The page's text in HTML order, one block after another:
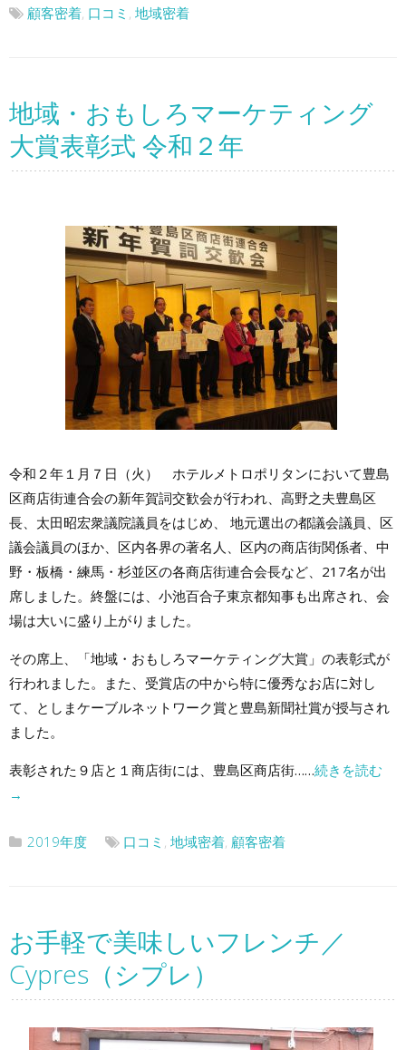
顧客密着, 口コミ , 地域密着
地域・おもしろマーケティング
大賞表彰式 令和２年
令和２年１月７日（火） ホテルメトロポリタンにおいて豊島
区商店街連合会の新年賀詞交歓会が行われ、高野之夫豊島区
長、太田昭宏衆議院議員をはじめ、 地元選出の都議会議員、区
議会議員のほか、区内各界の著名人、区内の商店街関係者、中
野・板橋・練馬・杉並区の各商店街連合会長など、217名が出
席しました。終盤には、小池百合子東京都知事も出席され、会
場は大いに盛り上がりました。
その席上、「地域・おもしろマーケティング大賞」の表彰式が
行われました。また、受賞店の中から特に優秀なお店に対し
て、としまケーブルネットワーク賞と豊島新聞社賞が授与され
ました。
表彰された９店と１商店街には、豊島区商店街……続きを読む
→
2019年度 口コミ , 地域密着, 顧客密着
お手軽で美味しいフレンチ／
Cypres（シプレ）